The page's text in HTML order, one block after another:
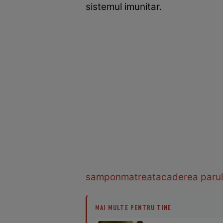
sistemul imunitar.
samponmatreatacaderea
MAI MULTE PENTRU TINE